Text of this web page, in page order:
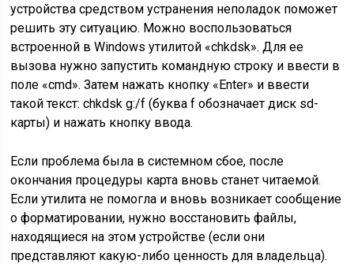
устройства средством устранения неполадок поможет
решить эту ситуацию. Можно воспользоваться
встроенной в Windows утилитой «chkdsk». Для ее
вызова нужно запустить командную строку и ввести в
поле «cmd». Затем нажать кнопку «Enter» и ввести
такой текст: chkdsk g:/f (буква f обозначает диск sd-
карты) и нажать кнопку ввода.
Если проблема была в системном сбое, после
окончания процедуры карта вновь станет читаемой.
Если утилита не помогла и вновь возникает сообщение
о форматировании, нужно восстановить файлы,
находящиеся на этом устройстве (если они
представляют какую-либо ценность для владельца).